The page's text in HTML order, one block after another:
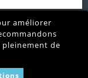
améliorer
de
et
son
vidéo lumière